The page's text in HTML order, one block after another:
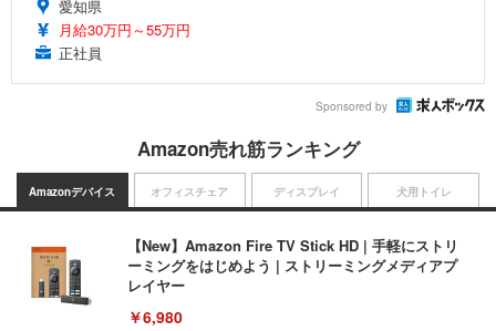
愛知県
月給30万円～55万円
正社員
Sponsored by
Amazon売れ筋ランキング
Amazonデバイス
【New】Amazon Fire TV Stick HD | 手軽にストリ
ーミングをはじめよう | ストリーミングメディアプ
レイヤー
￥6,980
オフィスチェア ディスプレイ 犬用トイレ